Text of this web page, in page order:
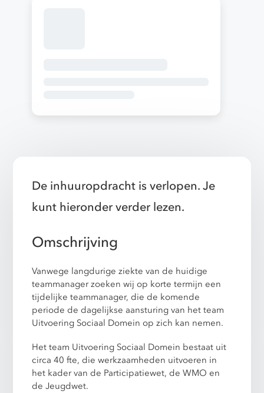
De inhuuropdracht is verlopen. Je
kunt hieronder verder lezen.
Omschrijving
Vanwege langdurige ziekte van de huidige
teammanager zoeken wij op korte termijn een
tijdelijke teammanager, die de komende
periode de dagelijkse aansturing van het team
Uitvoering Sociaal Domein op zich kan nemen.
Het team Uitvoering Sociaal Domein bestaat uit
circa 40 fte, die werkzaamheden uitvoeren in
het kader van de Participatiewet, de WMO en
de Jeugdwet.